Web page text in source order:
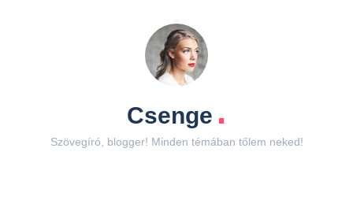
Csenge .
Szövegíró, blogger! Minden témában tőlem neked!